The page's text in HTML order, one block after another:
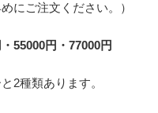
にご注文ください。）
55000円・77000円
2種類あります。